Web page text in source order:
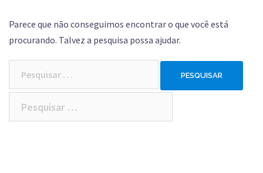
Parece que não conseguimos encontrar o que você está
procurando. Talvez a pesquisa possa ajudar.
Pesquisar
por: